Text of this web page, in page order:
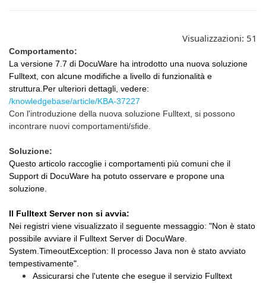
Visualizzazioni: 51
Comportamento:
La versione 7.7 di DocuWare ha introdotto una nuova soluzione
Fulltext, con alcune modifiche a livello di funzionalità e
struttura. Per ulteriori dettagli, vedere:
/knowledgebase/article/KBA-37227
Con l'introduzione della nuova soluzione Fulltext, si possono
incontrare nuovi comportamenti/sfide.
Soluzione:
Questo articolo raccoglie i comportamenti più comuni che il
Support di DocuWare ha potuto osservare e propone una
soluzione.
Il Fulltext Server non si avvia:
Nei registri viene visualizzato il seguente messaggio: "Non è stato
possibile avviare il Fulltext Server di DocuWare.
System.TimeoutException: Il processo Java non è stato avviato
tempestivamente".
Assicurarsi che l'utente che esegue il servizio Fulltext